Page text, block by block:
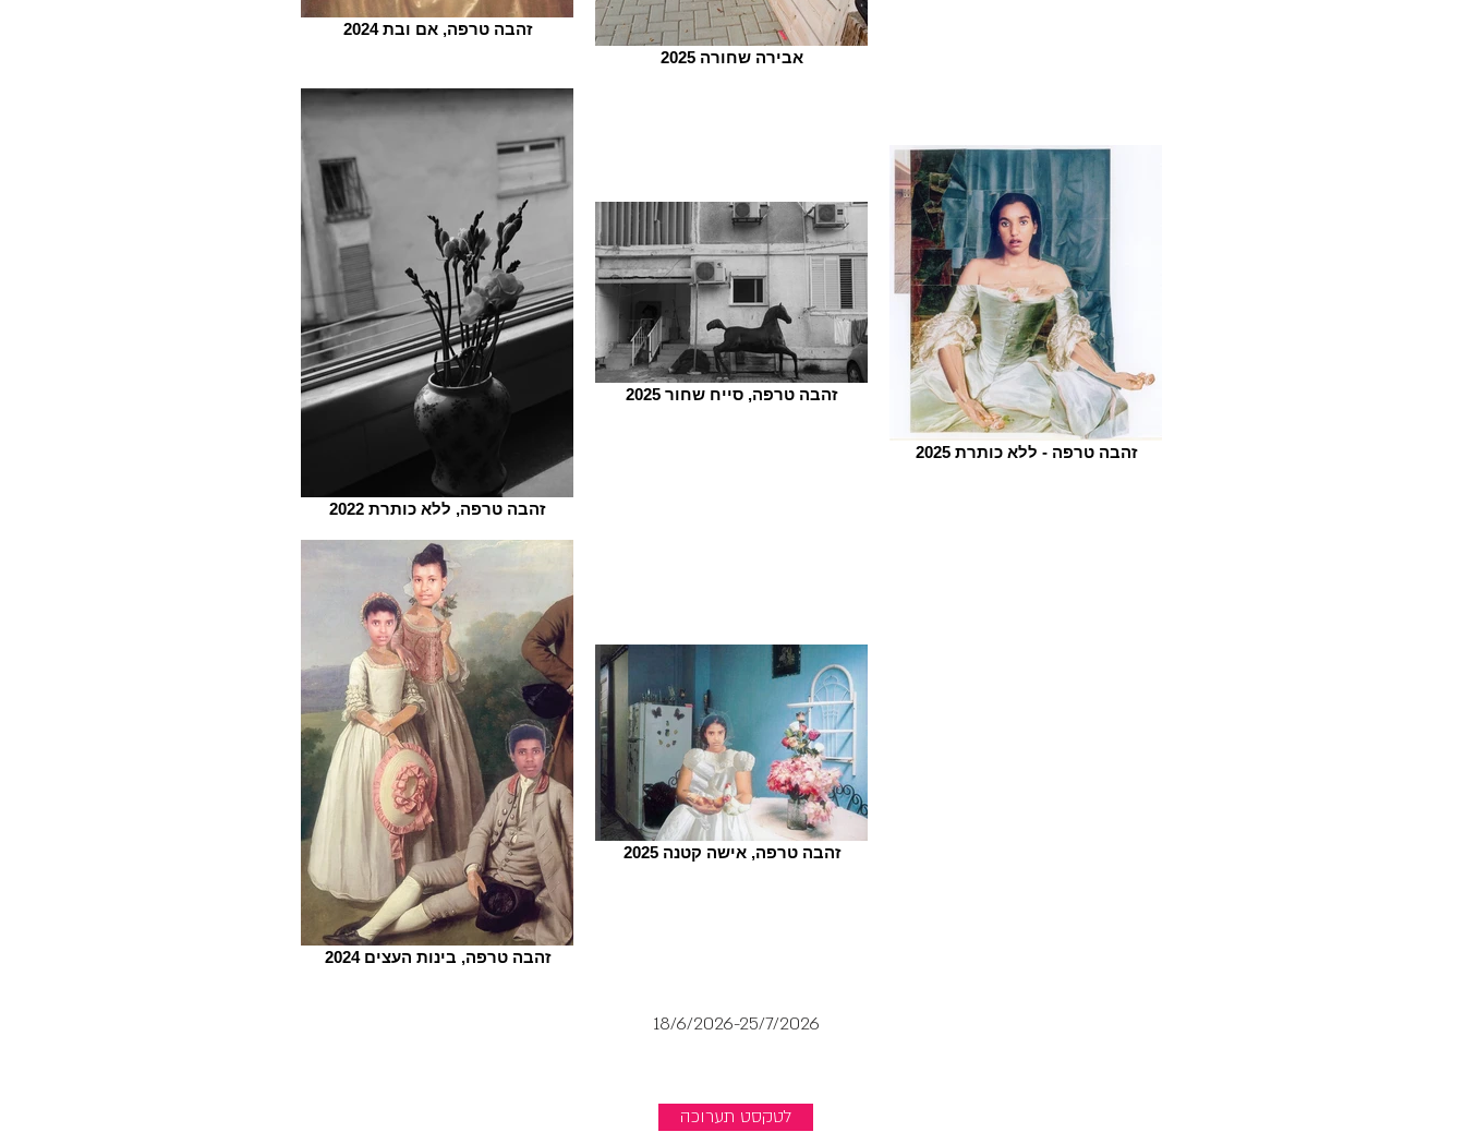
זהבה טרפה, אם ובת 2024
אבירה שחורה 2025
זהבה טרפה, ללא כותרת 2022
זהבה טרפה, סייח שחור 2025
זהבה טרפה - ללא כותרת 2025
זהבה טרפה, בינות העצים 2024
זהבה טרפה, אישה קטנה 2025
18/6/2026-25/7/2026
לטקסט תערוכה